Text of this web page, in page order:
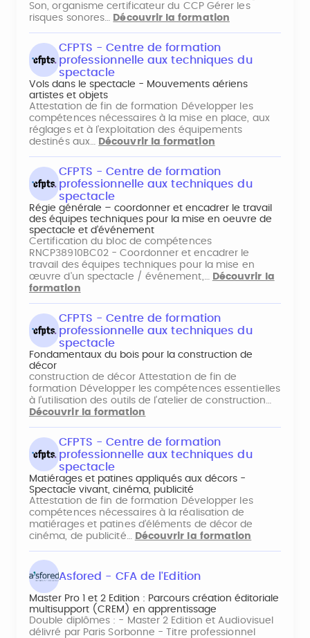
Son, organisme certificateur du CCP Gérer les
risques sonores…
Découvrir la formation
CFPTS - Centre de formation
professionnelle aux techniques du
spectacle
Vols dans le spectacle - Mouvements aériens
artistes et objets
Attestation de fin de formation Développer les
compétences nécessaires à la mise en place, aux
réglages et à l’exploitation des équipements
destinés aux…
Découvrir la formation
CFPTS - Centre de formation
professionnelle aux techniques du
spectacle
Régie générale – coordonner et encadrer le travail
des équipes techniques pour la mise en oeuvre de
spectacle et d’événement
Certification du bloc de compétences
RNCP38910BC02 - Coordonner et encadrer le
travail des équipes techniques pour la mise en
œuvre d'un spectacle / événement,…
Découvrir la
formation
CFPTS - Centre de formation
professionnelle aux techniques du
spectacle
Fondamentaux du bois pour la construction de
décor
construction de décor Attestation de fin de
formation Développer les compétences essentielles
à l’utilisation des outils de l’atelier de construction…
Découvrir la formation
CFPTS - Centre de formation
professionnelle aux techniques du
spectacle
Matiérages et patines appliqués aux décors -
Spectacle vivant, cinéma, publicité
Attestation de fin de formation Développer les
compétences nécessaires à la réalisation de
matiérages et patines d’éléments de décor de
cinéma, de publicité…
Découvrir la formation
Asfored - CFA de l'Edition
Master Pro 1 et 2 Edition : Parcours création éditoriale
multisupport (CREM) en apprentissage
Double diplômes : - Master 2 Edition et Audiovisuel
délivré par Paris Sorbonne - Titre professionnel